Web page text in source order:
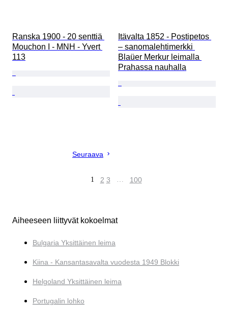
Ranska 1900 - 20 senttiä
Mouchon I - MNH - Yvert
113
Itävalta 1852 - Postipetos
– sanomalehtimerkki
Blaüer Merkur leimalla
Prahassa nauhalla
Seuraava
1 2 3 … 100
Aiheeseen liittyvät kokoelmat
Bulgaria Yksittäinen leima
Kiina - Kansantasavalta vuodesta 1949 Blokki
Helgoland Yksittäinen leima
Portugalin lohko